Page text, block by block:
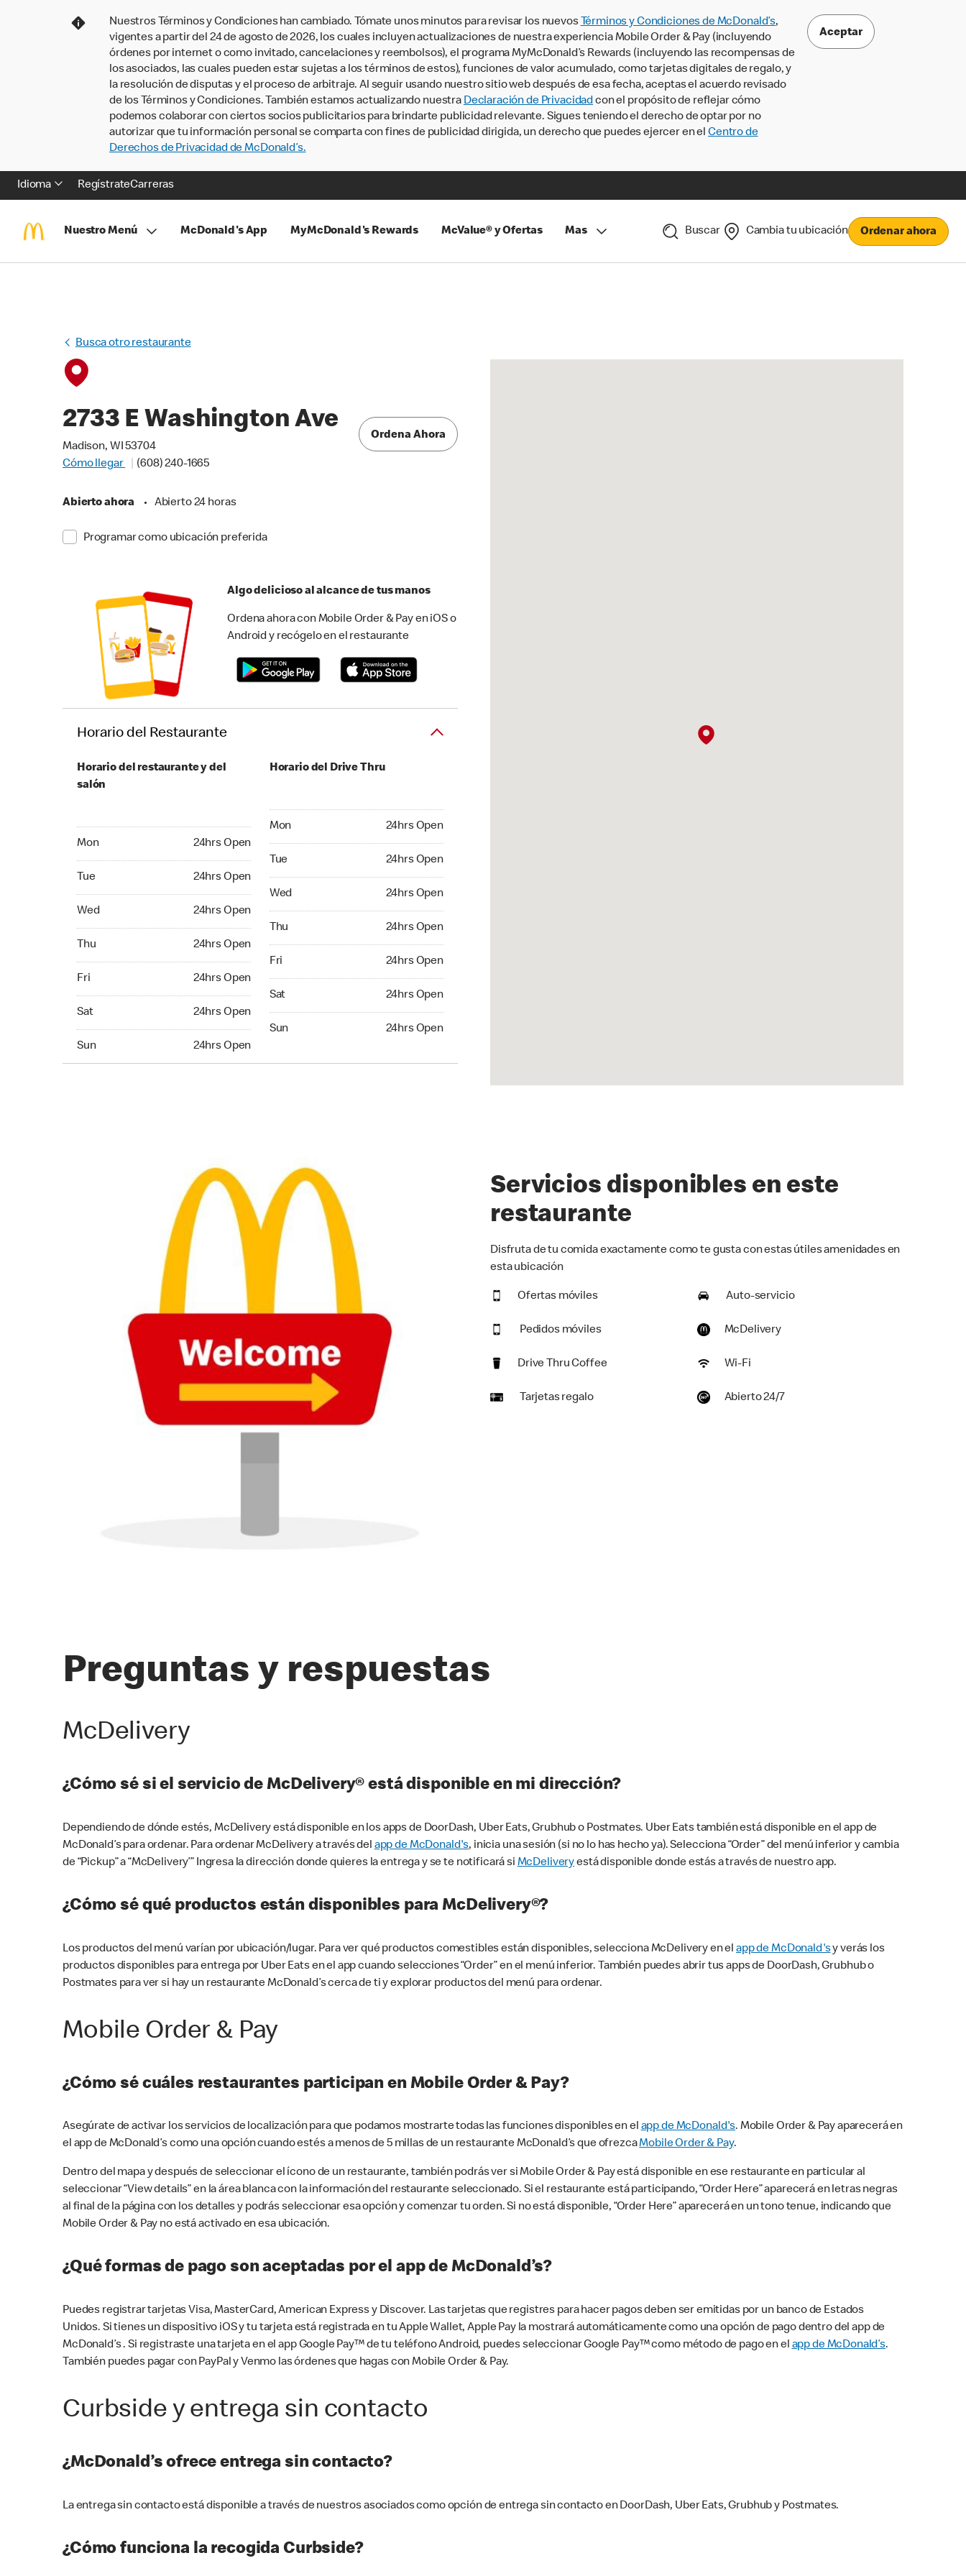
Nuestros Términos y Condiciones han cambiado. Tómate unos minutos para revisar los nuevos Términos y Condiciones de McDonald’s,
vigentes a partir del 24 de agosto de 2026, los cuales incluyen actualizaciones de nuestra experiencia Mobile Order & Pay (incluyendo
órdenes por internet o como invitado, cancelaciones y reembolsos), el programa MyMcDonald’s Rewards (incluyendo las recompensas de
los asociados, las cuales pueden estar sujetas a los términos de estos), funciones de valor acumulado, como tarjetas digitales de regalo, y
la resolución de disputas y el proceso de arbitraje. Al seguir usando nuestro sitio web después de esa fecha, aceptas el acuerdo revisado
de los Términos y Condiciones. También estamos actualizando nuestra Declaración de Privacidadcon el propósito de reflejar cómo
podemos colaborar con ciertos socios publicitarios para brindarte publicidad relevante. Sigues teniendo el derecho de optar por no
autorizar que tu información personal se comparta con fines de publicidad dirigida, un derecho que puedes ejercer en el Centro de
Derechos de Privacidad de McDonald’s.
Aceptar
Idioma RegístrateCarreras
Nuestro Menú McDonald's App MyMcDonald's Rewards McValue® y Ofertas Mas Buscar Cambia tu ubicación Ordenar ahora
Busca otro restaurante
2733 E Washington Ave
Madison, WI 53704
Cómo llegar
(608) 240-1665
Abierto ahora • Abierto 24 horas
Programar como ubicación preferida
Ordena Ahora
Algo delicioso al alcance de tus manos
Ordena ahora con Mobile Order & Pay en iOS o
Android y recógelo en el restaurante
Horario del Restaurante
Horario del restaurante y del
salón
Mon 24hrs Open
Tue 24hrs Open
Wed 24hrs Open
Thu 24hrs Open
Fri 24hrs Open
Sat 24hrs Open
Sun 24hrs Open
Horario del Drive Thru
Mon 24hrs Open
Tue 24hrs Open
Wed 24hrs Open
Thu 24hrs Open
Fri 24hrs Open
Sat 24hrs Open
Sun 24hrs Open
Servicios disponibles en este
restaurante
Disfruta de tu comida exactamente como te gusta con estas útiles amenidades en
esta ubicación
Ofertas móviles Auto-servicio
Pedidos móviles McDelivery
Drive Thru Coffee Wi-Fi
Tarjetas regalo Abierto 24/7
Preguntas y respuestas
McDelivery
¿Cómo sé si el servicio de McDelivery® está disponible en mi dirección?
Dependiendo de dónde estés, McDelivery está disponible en los apps de DoorDash, Uber Eats, Grubhub o Postmates. Uber Eats también está disponible en el app de
McDonald’s para ordenar. Para ordenar McDelivery a través del app de McDonald's, inicia una sesión (si no lo has hecho ya). Selecciona “Order” del menú inferior y cambia
de “Pickup” a “McDelivery’” Ingresa la dirección donde quieres la entrega y se te notificará si McDeliveryestá disponible donde estás a través de nuestro app.
¿Cómo sé qué productos están disponibles para McDelivery®?
Los productos del menú varían por ubicación/lugar. Para ver qué productos comestibles están disponibles, selecciona McDelivery en elapp de McDonald'sy verás los
productos disponibles para entrega por Uber Eats en el app cuando selecciones “Order” en el menú inferior. También puedes abrir tus apps de DoorDash, Grubhub o
Postmates para ver si hay un restaurante McDonald’s cerca de ti y explorar productos del menú para ordenar.
Mobile Order & Pay
¿Cómo sé cuáles restaurantes participan en Mobile Order & Pay?
Asegúrate de activar los servicios de localización para que podamos mostrarte todas las funciones disponibles en elapp de McDonald's. Mobile Order & Pay aparecerá en
el app de McDonald’s como una opción cuando estés a menos de 5 millas de un restaurante McDonald’s que ofrezcaMobile Order & Pay.
Dentro del mapa y después de seleccionar el ícono de un restaurante, también podrás ver si Mobile Order & Pay está disponible en ese restaurante en particular al
seleccionar “View details” en la área blanca con la información del restaurante seleccionado. Si el restaurante está participando, “Order Here” aparecerá en letras negras
al final de la página con los detalles y podrás seleccionar esa opción y comenzar tu orden. Si no está disponible, “Order Here” aparecerá en un tono tenue, indicando que
Mobile Order & Pay no está activado en esa ubicación.
¿Qué formas de pago son aceptadas por el app de McDonald’s?
Puedes registrar tarjetas Visa, MasterCard, American Express y Discover. Las tarjetas que registres para hacer pagos deben ser emitidas por un banco de Estados
Unidos. Si tienes un dispositivo iOS y tu tarjeta está registrada en tu Apple Wallet, Apple Pay la mostrará automáticamente como una opción de pago dentro del app de
McDonald’s . Si registraste una tarjeta en el app Google Pay™ de tu teléfono Android, puedes seleccionar Google Pay™ como método de pago en elapp de McDonald’s.
También puedes pagar con PayPal y Venmo las órdenes que hagas con Mobile Order & Pay.
Curbside y entrega sin contacto
¿McDonald’s ofrece entrega sin contacto?
La entrega sin contacto está disponible a través de nuestros asociados como opción de entrega sin contacto en DoorDash, Uber Eats, Grubhub y Postmates.
¿Cómo funciona la recogida Curbside?